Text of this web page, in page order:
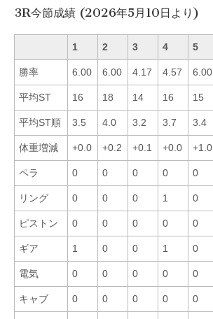
3R今節成績 (2026年5月10日より)
1 2 3 4 5
勝率 6.00 6.00 4.17 4.57 6.00
平均ST 16 18 14 16 15
平均ST順 3.5 4.0 3.2 3.7 3.4
体重増減 +0.0 +0.2 +0.1 +0.0 +1.0
ペラ 0 0 0 0 0
リング 0 0 0 1 0
ピストン 0 0 0 0 0
ギア 1 0 0 1 0
電気 0 0 0 0 0
キャブ 0 0 0 0 0